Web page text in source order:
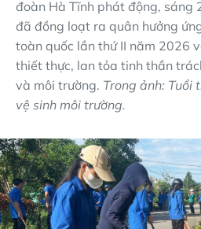
đoàn Hà Tĩnh phát động, sáng
đã đồng loạt ra quân hưởng
toàn quốc lần thứ II năm 2026
thiết thực, lan tỏa tinh thần
và môi trường. Trong ảnh: Tuổi
vệ sinh môi trường.